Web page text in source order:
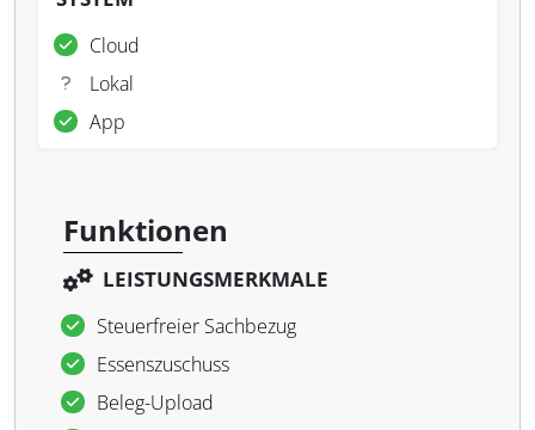
Cloud
Lokal
App
Funktionen
LEISTUNGSMERKMALE
Steuerfreier Sachbezug
Essenszuschuss
Beleg-Upload